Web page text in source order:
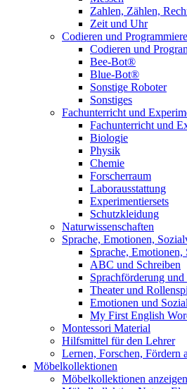
Zahlen, Zählen,
Zeit und Uhr
Codieren und
Codieren und
Bee-Bot®
Blue-Bot®
Sonstige Roboter
Sonstiges
Fachunterricht und
Fachunterricht und
Biologie
Physik
Chemie
Forscherraum
Laborausstattung
Experimentiersets
Schutzkleidung
Naturwissenschaften
Sprache, Emotionen,
Sprache, Emotionen,
ABC und Schreiben
Sprachförderung
Theater und
Emotionen und
My First English
Montessori Material
Hilfsmittel für den Lehrer
Lernen, Forschen, Fördern
Möbelkollektionen
Möbelkollektionen anzeigen